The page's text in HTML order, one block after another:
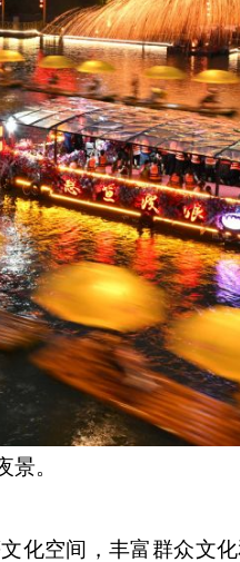
。
空间，丰富群众文化